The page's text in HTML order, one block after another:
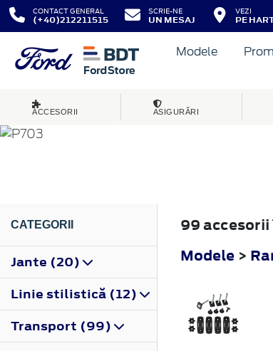
CONTACT GENERAL
(+40)212211515
SCRIE-NE
UN MESAJ
VEZI
PE
Modele
ACCESORII ASIGURĂRI
RANGER
CATEGORII
Jante (20)
Linie stilistică (12)
Transport (99)
99
Modele >